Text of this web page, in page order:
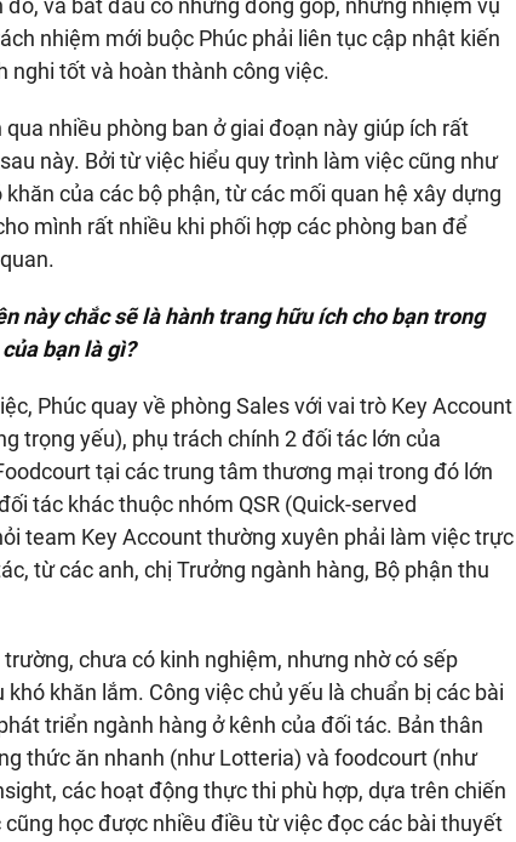
và bắt đầu có những đóng góp, những nhiệm vụ
nhiệm mới buộc Phúc phải liên tục cập nhật kiến
nghi tốt và hoàn thành công việc.
nhiều phòng ban ở giai đoạn này giúp ích rất
này. Bởi từ việc hiểu quy trình làm việc cũng như
của các bộ phận, từ các mối quan hệ xây dựng
mình rất nhiều khi phối hợp các phòng ban để
này chắc sẽ là hành trang hữu ích cho bạn trong
bạn là gì?
Phúc quay về phòng Sales với vai trò Key Account
trọng yếu), phụ trách chính 2 đối tác lớn của
tại các trung tâm thương mại trong đó lớn
tác khác thuộc nhóm QSR (Quick-served
team Key Account thường xuyên phải làm việc trực
từ các anh, chị Trưởng ngành hàng, Bộ phận thu
chưa có kinh nghiệm, nhưng nhờ có sếp
khăn lắm. Công việc chủ yếu là chuẩn bị các bài
triển ngành hàng ở kênh của đối tác. Bản thân
thức ăn nhanh (như Lotteria) và foodcourt (như
các hoạt động thực thi phù hợp, dựa trên chiến
cũng học được nhiều điều từ việc đọc các bài thuyết